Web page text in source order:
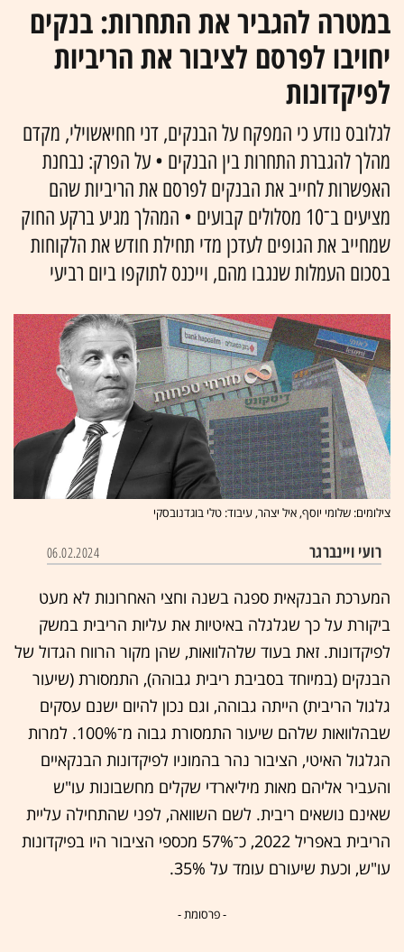
במטרה להגביר את התחרות: בנקים
יחויבו לפרסם לציבור את הריביות
לפיקדונות
לגלובס נודע כי המפקח על הבנקים, דני חחיאשוילי, מקדם
מהלך להגברת התחרות בין הבנקים • על הפרק: נבחנת
האפשרות לחייב את הבנקים לפרסם את הריביות שהם
מציעים ב־10 מסלולים קבועים • המהלך מגיע ברקע החוק
שמחייב את הגופים לעדכן מדי תחילת חודש את הלקוחות
בסכום העמלות שנגבו מהם, וייכנס לתוקפו ביום רביעי
צילומים: שלומי יוסף, איל יצהר, עיבוד: טלי בוגדנובסקי
רועי ויינברגר 06.02.2024
המערכת הבנקאית ספגה בשנה וחצי האחרונות לא מעט
ביקורת על כך שגלגלה באיטיות את עליות הריבית במשק
לפיקדונות. זאת בעוד שלהלוואות, שהן מקור הרווח הגדול של
הבנקים (במיוחד בסביבת ריבית גבוהה), התמסורת (שיעור
גלגול הריבית) הייתה גבוהה, וגם נכון להיום ישנם עסקים
שבהלוואות שלהם שיעור התמסורת גבוה מ־100%. למרות
הגלגול האיטי, הציבור נהר בהמוניו לפיקדונות הבנקאיים
והעביר אליהם מאות מיליארדי שקלים מחשבונות עו"ש
שאינם נושאים ריבית. לשם השוואה, לפני שהתחילה עליית
הריבית באפריל 2022, כ־57% מכספי הציבור היו בפיקדונות
עו"ש, וכעת שיעורם עומד על 35%.
- פרסומת -